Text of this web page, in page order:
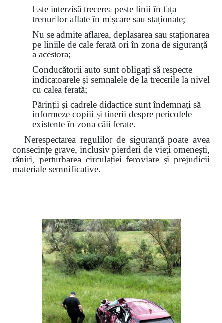
Este interzisă trecerea peste linii în fața
trenurilor aflate în mișcare sau staționate;
Nu se admite aflarea, deplasarea sau staționarea
pe liniile de cale ferată ori în zona de siguranță
a acestora;
Conducătorii auto sunt obligați să respecte
indicatoarele și semnalele de la trecerile la nivel
cu calea ferată;
Părinții și cadrele didactice sunt îndemnați să
informeze copiii și tinerii despre pericolele
existente în zona căii ferate.
Nerespectarea regulilor de siguranță poate avea
consecințe grave, inclusiv pierderi de vieți omenești,
răniri, perturbarea circulației feroviare și prejudicii
materiale semnificative.